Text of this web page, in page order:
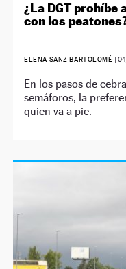
¿La DGT prohíbe
con los
ELENA SANZ BARTOLOMÉ |
En los pasos de
semáforos, la
quien va a pie.